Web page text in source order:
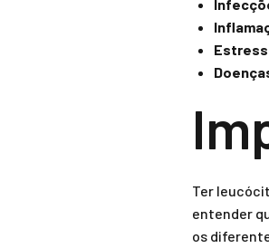
Ter
entender
os